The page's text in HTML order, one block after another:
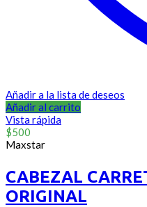
Añadir a la lista de deseos
Añadir al carrito
Vista rápida
$500
Maxstar
CABEZAL
ORIGINAL